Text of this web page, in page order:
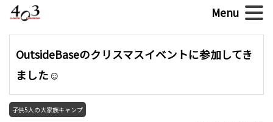
OutsideBaseのクリスマスイベントに参加してき
ました☺
子供5人の大家族キャンプ